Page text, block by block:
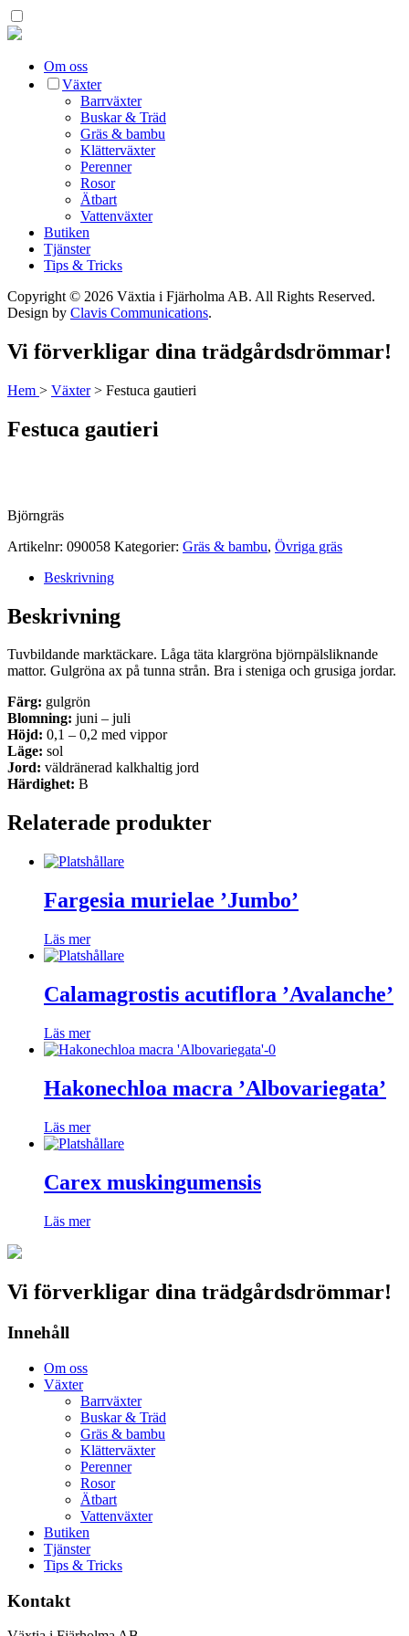
Om oss
Växter
Barrväxter
Buskar & Träd
Gräs & bambu
Klätterväxter
Perenner
Rosor
Ätbart
Vattenväxter
Butiken
Tjänster
Tips & Tricks
Copyright © 2026 Växtia i Fjärholma AB. All Rights Reserved.
Design by Clavis Communications.
Vi förverkligar dina trädgårdsdrömmar!
Hem > Växter> Festuca gautieri
Festuca gautieri
Björngräs
Artikelnr: 090058 Kategorier: Gräs & bambu, Övriga gräs
Beskrivning
Beskrivning
Tuvbildande marktäckare. Låga täta klargröna björnpälsliknande
mattor. Gulgröna ax på tunna strån. Bra i steniga och grusiga jordar.
Färg: gulgrön
Blomning: juni – juli
Höjd: 0,1 – 0,2 med vippor
Läge: sol
Jord: väldränerad kalkhaltig jord
Härdighet: B
Relaterade produkter
Fargesia murielae ’Jumbo’
Läs mer
Calamagrostis acutiflora ’Avalanche’
Läs mer
Hakonechloa macra ’Albovariegata’
Läs mer
Carex muskingumensis
Läs mer
Vi förverkligar dina trädgårdsdrömmar!
Innehåll
Om oss
Växter
Barrväxter
Buskar & Träd
Gräs & bambu
Klätterväxter
Perenner
Rosor
Ätbart
Vattenväxter
Butiken
Tjänster
Tips & Tricks
Kontakt